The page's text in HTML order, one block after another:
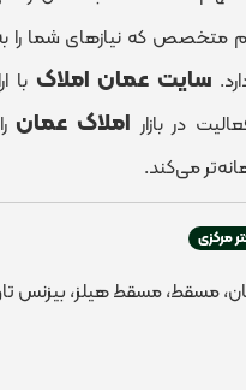
متخصص که نیازهای شما را
سایت عمان املاک با
در بازار املاک عمان
می‌کند.
مرکزی
مسقط، مسقط هیلز، بیزنس تاور ۱، طبقه ۱، واحد